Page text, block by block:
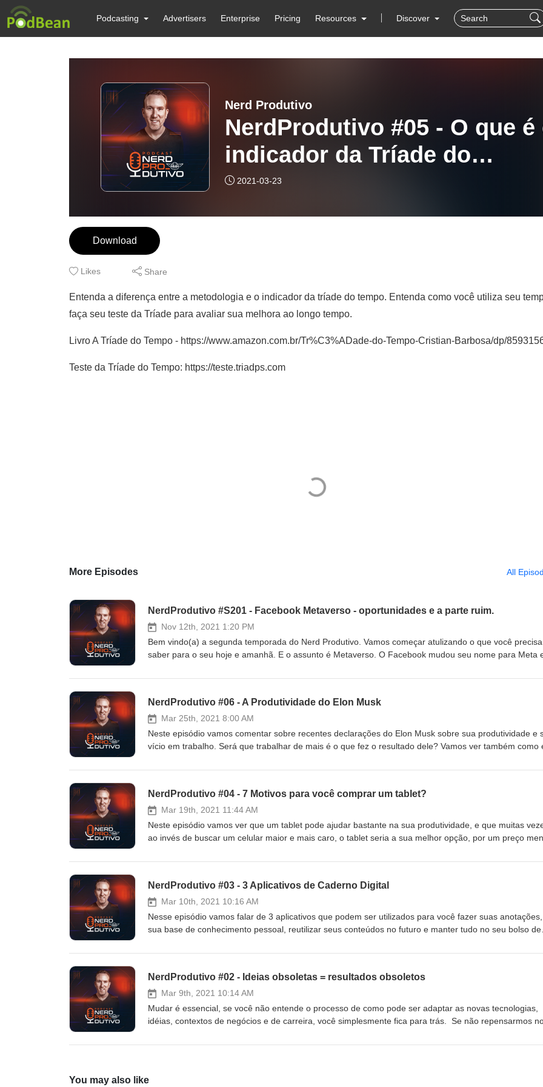
Podcasting Advertisers Enterprise Pricing Resources Discover
Nerd Produtivo
NerdProdutivo #05 - O que é
indicador da Tríade do
Tempo?
2021-03-23
Download
Likes Share
Entenda a diferença entre a metodologia e o indicador da tríade do tempo. Entenda como você utiliza seu
faça seu teste da Tríade para avaliar sua melhora ao longo tempo.
Livro A Tríade do Tempo - https://www.amazon.com.br/Tr%C3%ADade-do-Tempo-Cristian-Barbosa/dp/
Teste da Tríade do Tempo: https://teste.triadps.com
More Episodes All
NerdProdutivo #S201 - Facebook Metaverso - oportunidades e a parte ruim.
Nov 12th, 2021 1:20 PM
Bem vindo(a) a segunda temporada do Nerd Produtivo. Vamos começar atulizando o que você precisa
saber para o seu hoje e amanhã. E o assunto é Metaverso. O Facebook mudou seu nome para Meta
mudar o mundo para sempre. Primeiro por conta das oportunidades de trabalho, de lucrar e
massa desse novo projeto e criar um novo mercado do dia para a noite. Porém alguns problemas
ser pensados. E esse é o papo desse episódio.
NerdProdutivo #06 - A Produtividade do Elon Musk
Mar 25th, 2021 8:00 AM
Neste episódio vamos comentar sobre recentes declarações do Elon Musk sobre sua produtividade e
vício em trabalho. Será que trabalhar de mais é o que fez o resultado dele? Vamos ver também como
https://www.amazon.com.br/Tr%C3%ADade-do-Tempo-Cristian-Barbosa/dp/8593156398
NerdProdutivo #04 - 7 Motivos para você comprar um tablet?
Mar 19th, 2021 11:44 AM
Neste episódio vamos ver que um tablet pode ajudar bastante na sua produtividade, e que muitas
ao invés de buscar um celular maior e mais caro, o tablet seria a sua melhor opção, por um preço
NerdProdutivo #03 - 3 Aplicativos de Caderno Digital
Mar 10th, 2021 10:16 AM
Nesse episódio vamos falar de 3 aplicativos que podem ser utilizados para você fazer suas
sua base de conhecimento pessoal, reutilizar seus conteúdos no futuro e manter tudo no seu bolso de
NerdProdutivo #02 - Ideias obsoletas = resultados obsoletos
Mar 9th, 2021 10:14 AM
Mudar é essencial, se você não entende o processo de como pode ser adaptar as novas tecnologias,
idéias, contextos de negócios e de carreira, você simplesmente fica para trás. Se não repensarmos
algumas ideias obsoletas que travam sua performance.
You may also like